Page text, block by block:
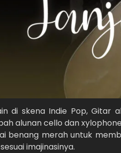
di skena Indie Pop, Gitar
alunan cello dan
benang merah untuk
imajinasinya.